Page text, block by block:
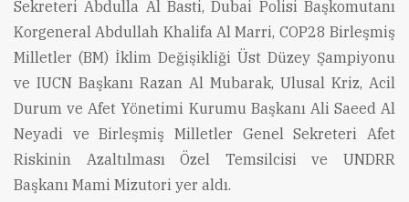
Sekreteri Abdulla Al Basti, Dubai Polisi Başkomutanı
Korgeneral Abdullah Khalifa Al Marri, COP28 Birleşmiş
Milletler (BM) İklim Değişikliği Üst Düzey Şampiyonu
ve IUCN Başkanı Razan Al Mubarak, Ulusal Kriz, Acil
Durum ve Afet Yönetimi Kurumu Başkanı Ali Saeed Al
Neyadi ve Birleşmiş Milletler Genel Sekreteri Afet
Riskinin Azaltılması Özel Temsilcisi ve UNDRR
Başkanı Mami Mizutori yer aldı.